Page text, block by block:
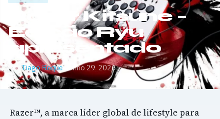
Razer Kitsune –
Edição Ryu
apresentado
Por Tiago Roque· Junho 29, 2026
Razer™, a marca líder global de lifestyle para